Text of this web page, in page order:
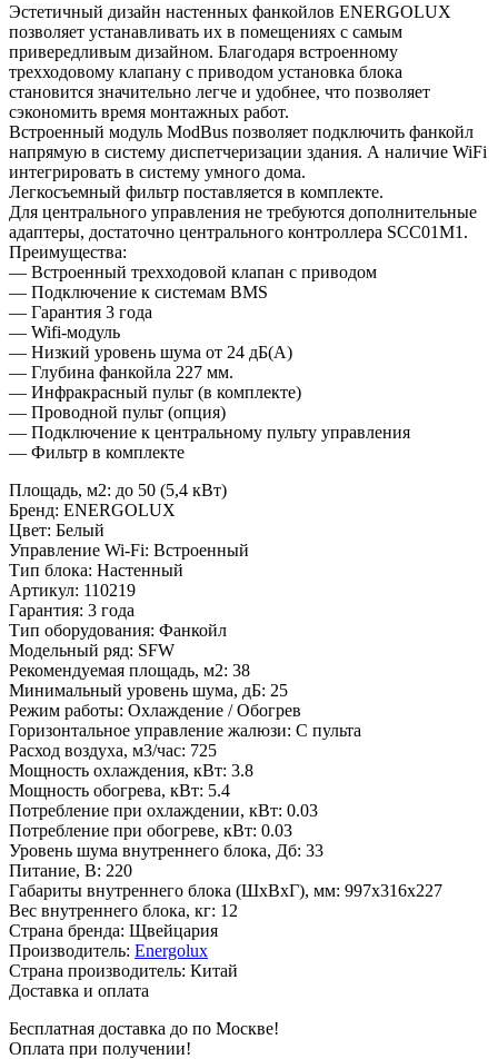
Эстетичный дизайн настенных фанкойлов ENERGOLUX
позволяет устанавливать их в помещениях с самым
привередливым дизайном. Благодаря встроенному
трехходовому клапану с приводом установка блока
становится значительно легче и удобнее, что позволяет
сэкономить время монтажных работ.
Встроенный модуль ModBus позволяет подключить фанкойл
напрямую в систему диспетчеризации здания. А наличие WiFi
интегрировать в систему умного дома.
Легкосъемный фильтр поставляется в комплекте.
Для центрального управления не требуются дополнительные
адаптеры, достаточно центрального контроллера SCC01M1.
Преимущества:
— Встроенный трехходовой клапан с приводом
— Подключение к системам BMS
— Гарантия 3 года
— Wifi-модуль
— Низкий уровень шума от 24 дБ(А)
— Глубина фанкойла 227 мм.
— Инфракрасный пульт (в комплекте)
— Проводной пульт (опция)
— Подключение к центральному пульту управления
— Фильтр в комплекте
Площадь, м2: до 50 (5,4 кВт)
Бренд: ENERGOLUX
Цвет: Белый
Управление Wi-Fi: Встроенный
Тип блока: Настенный
Артикул: 110219
Гарантия: 3 года
Тип оборудования: Фанкойл
Модельный ряд: SFW
Рекомендуемая площадь, м2: 38
Минимальный уровень шума, дБ: 25
Режим работы: Охлаждение / Обогрев
Горизонтальное управление жалюзи: С пульта
Расход воздуха, м3/час: 725
Мощность охлаждения, кВт: 3.8
Мощность обогрева, кВт: 5.4
Потребление при охлаждении, кВт: 0.03
Потребление при обогреве, кВт: 0.03
Уровень шума внутреннего блока, Дб: 33
Питание, В: 220
Габариты внутреннего блока (ШхВхГ), мм: 997x316x227
Вес внутреннего блока, кг: 12
Страна бренда: Щвейцария
Производитель: Energolux
Страна производитель: Китай
Доставка и оплата
Бесплатная доставка до по Москве!
Оплата при получении!